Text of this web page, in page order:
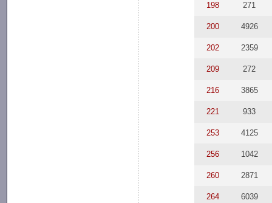
198 271
200 4926
202 2359
209 272
216 3865
221 933
253 4125
256 1042
260 2871
264 6039